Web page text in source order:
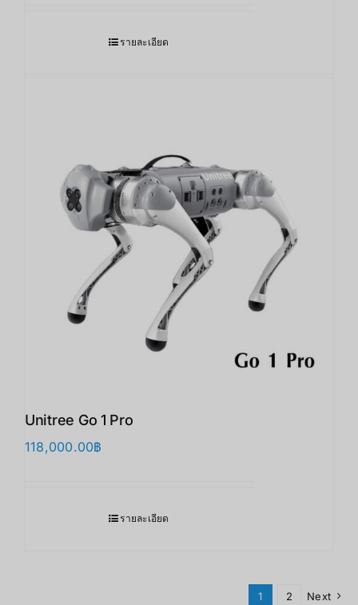
รายละเอียด
Unitree Go 1 Pro
118,000.00฿
รายละเอียด
1 2 Next